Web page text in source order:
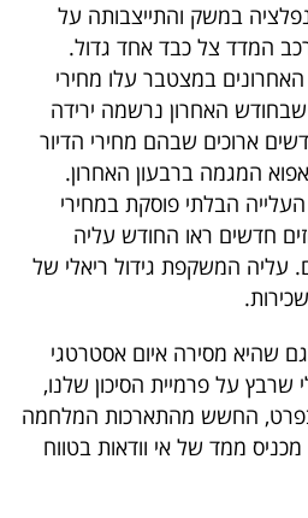
במשק והתייצבותה על
המדד צל כבד אחד גדול.
במצטבר עלו מחירי
(הגם שבחודש האחרון נרשמה ירידה
חודשים ארוכים שבהם מחירי הדיור
המגמה ברבעון האחרון.
הבלתי פוסקת במחירי
חדשים ראו החודש עליה
של 5.8 אחוזים. עליה המשקפת גידול ריאלי של
שהיא מסירה איום אסטרטגי
על פרמיית הסיכון שלנו,
החשש מהתארכות המלחמה
ממד של אי וודאות בטווח